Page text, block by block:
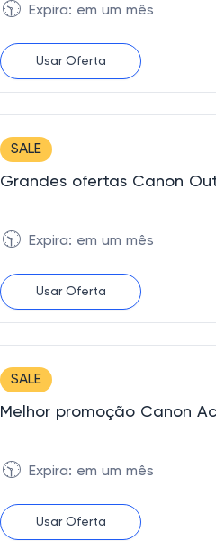
🕥 Expira: em um mês
Usar Oferta
SALE
Grandes ofertas Canon
🕥 Expira: em um mês
Usar Oferta
SALE
Melhor promoção Canon
🕥 Expira: em um mês
Usar Oferta